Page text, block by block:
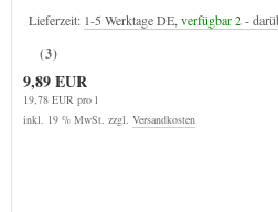
Lieferzeit: 1-5 Werktage DE, verfügbar 2-
(3)
9,89 EUR
19,78 EUR pro l
inkl. 19 % MwSt. zzgl. Versandkosten